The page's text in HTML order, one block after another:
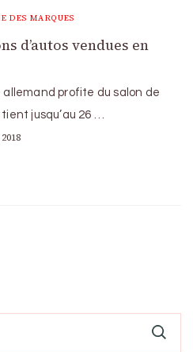
DES MARQUES
d’autos vendues en
profite du salon de
jusqu’au 26 …